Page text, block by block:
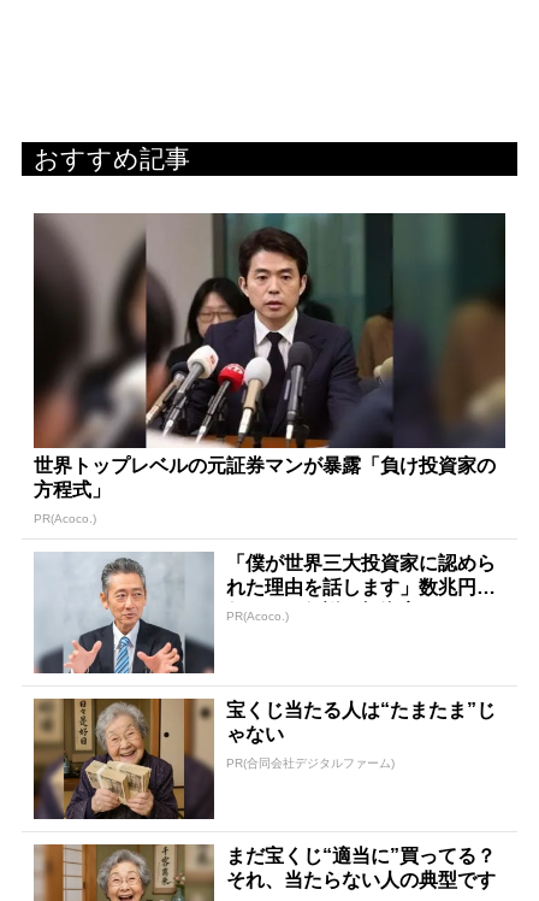
おすすめ記事
世界トップレベルの元証券マンが暴露「負け投資家の
方程式」
PR(Acoco.)
「僕が世界三大投資家に認めら
れた理由を話します」数兆円を
任された伝説の投資家
PR(Acoco.)
宝くじ当たる人は“たまたま”じ
ゃない
PR(合同会社デジタルファーム)
まだ宝くじ“適当に”買ってる？
それ、当たらない人の典型です